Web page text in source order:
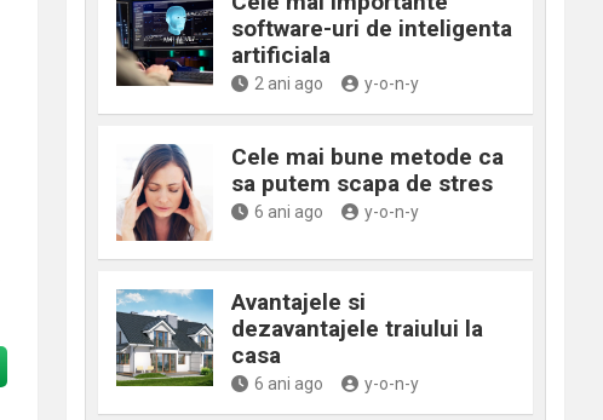
software-uri de inteligenta
artificiala
2 ani ago y-o-n-y
Cele mai bune metode ca
sa putem scapa de stres
6 ani ago y-o-n-y
Avantajele si
dezavantajele traiului la
casa
6 ani ago y-o-n-y